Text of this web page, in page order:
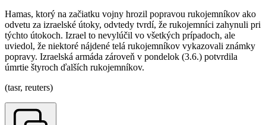
Hamas, ktorý na začiatku vojny hrozil popravou rukojemníkov ako
odvetu za izraelské útoky, odvtedy tvrdí, že rukojemníci zahynuli pri
týchto útokoch. Izrael to nevylúčil vo všetkých prípadoch, ale
uviedol, že niektoré nájdené telá rukojemníkov vykazovali známky
popravy. Izraelská armáda zároveň v pondelok (3.6.) potvrdila
úmrtie štyroch ďalších rukojemníkov.
(tasr, reuters)